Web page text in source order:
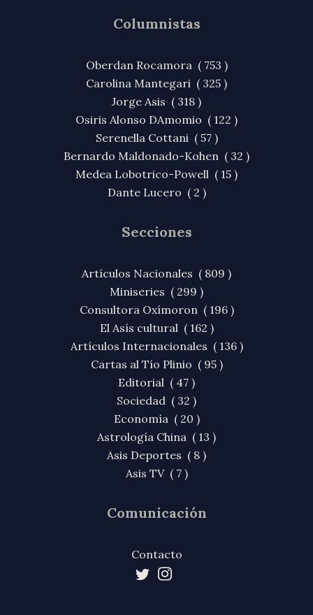
Columnistas
Oberdan Rocamora ( 753 )
Carolina Mantegari ( 325 )
Jorge Asis ( 318 )
Osiris Alonso DAmomio ( 122 )
Serenella Cottani ( 57 )
Bernardo Maldonado-Kohen ( 32 )
Medea Lobotrico-Powell ( 15 )
Dante Lucero ( 2 )
Secciones
Artículos Nacionales ( 809 )
Miniseries ( 299 )
Consultora Oxímoron ( 196 )
El Asís cultural ( 162 )
Artículos Internacionales ( 136 )
Cartas al Tío Plinio ( 95 )
Editorial ( 47 )
Sociedad ( 32 )
Economía ( 20 )
Astrología China ( 13 )
Asis Deportes ( 8 )
Asis TV ( 7 )
Comunicación
Contacto